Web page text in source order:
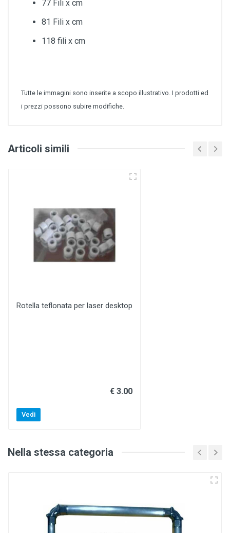
77 Fili x cm
81 Fili x cm
118 fili x cm
Tutte le immagini sono inserite a scopo illustrativo. I prodotti ed
i prezzi possono subire modifiche.
Articoli simili
Rotella teflonata per laser desktop
€ 3.00
Vedi
Nella stessa categoria